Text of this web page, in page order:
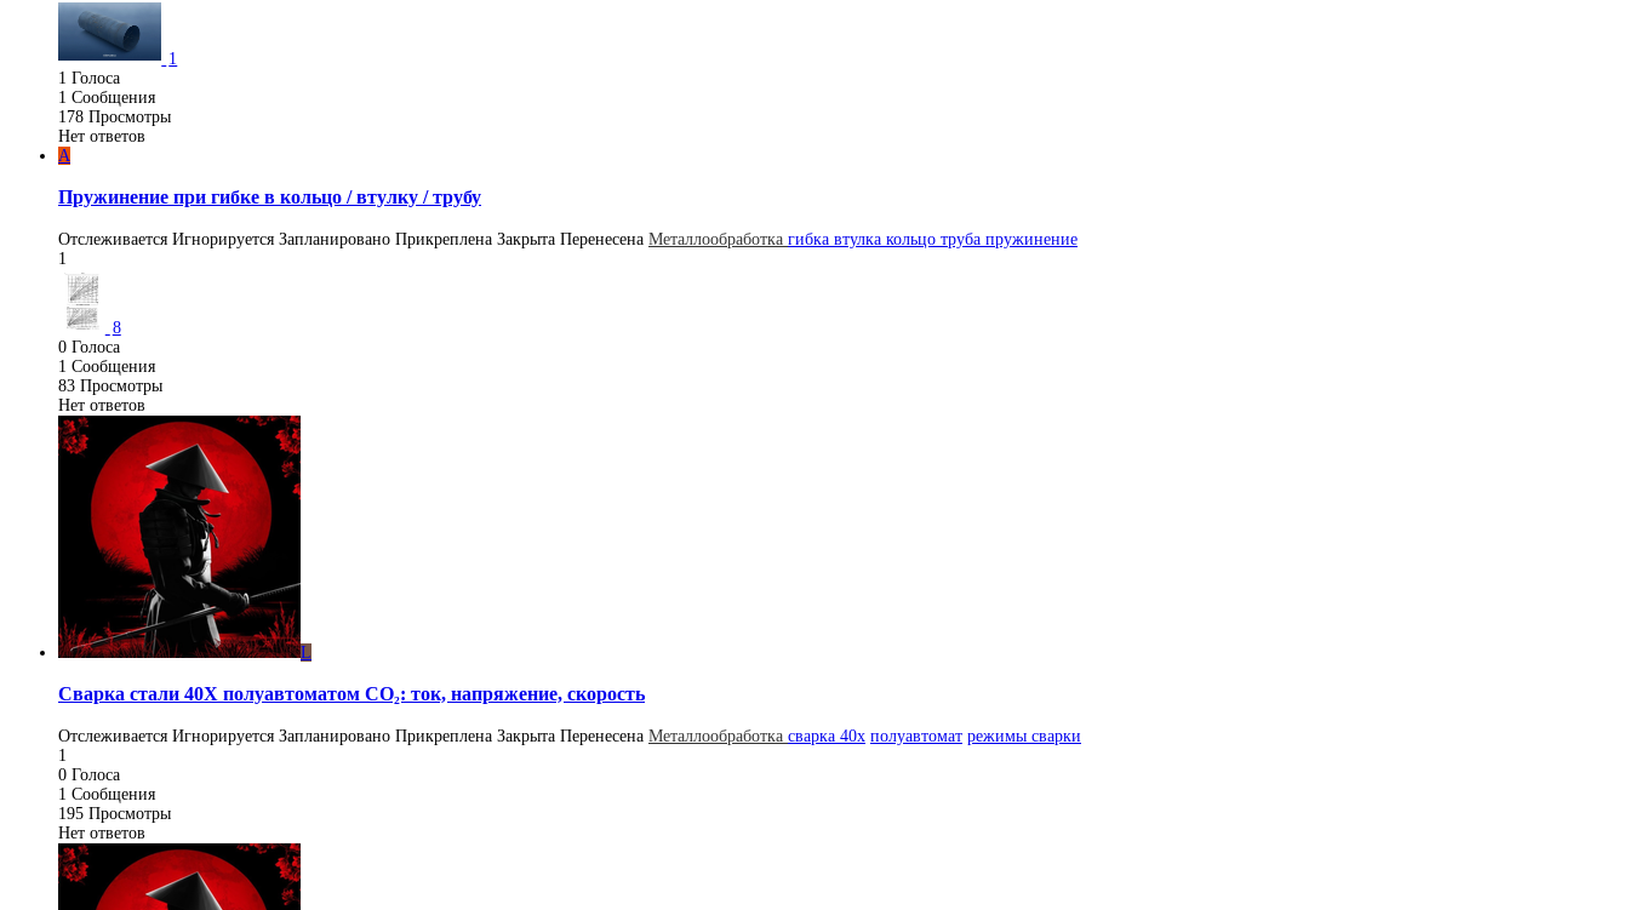
1
1 Голоса
1 Сообщения
178 Просмотры
Нет ответов
A
Пружинение при гибке в кольцо / втулку / трубу
Отслеживается Игнорируется Запланировано Прикреплена Закрыта Перенесена Металлообработка гибка втулка кольцо труба пружинение
1
8
0 Голоса
1 Сообщения
83 Просмотры
Нет ответов
L
Сварка стали 40Х полуавтоматом CO₂: ток, напряжение, скорость
Отслеживается Игнорируется Запланировано Прикреплена Закрыта Перенесена Металлообработка сварка 40х полуавтомат режимы сварки
1
0 Голоса
1 Сообщения
195 Просмотры
Нет ответов